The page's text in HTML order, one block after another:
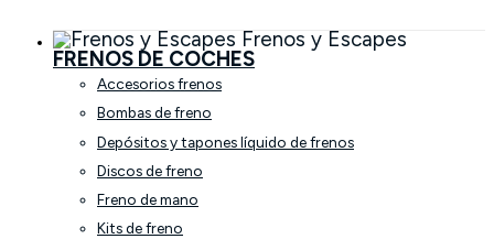
Frenos y Escapes
FRENOS DE COCHES
Accesorios frenos
Bombas de freno
Depósitos y tapones líquido de frenos
Discos de freno
Freno de mano
Kits de freno